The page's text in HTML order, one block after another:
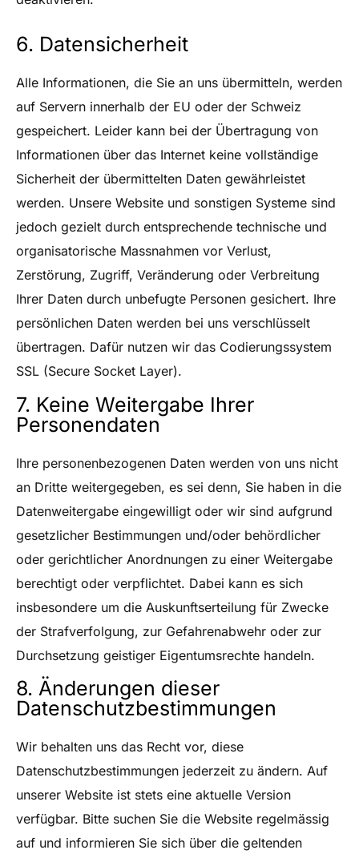
6. Datensicherheit
Alle Informationen, die Sie an uns übermitteln, werden
auf Servern innerhalb der EU oder der Schweiz
gespeichert. Leider kann bei der Übertragung von
Informationen über das Internet keine vollständige
Sicherheit der übermittelten Daten gewährleistet
werden. Unsere Website und sonstigen Systeme sind
jedoch gezielt durch entsprechende technische und
organisatorische Massnahmen vor Verlust,
Zerstörung, Zugriff, Veränderung oder Verbreitung
Ihrer Daten durch unbefugte Personen gesichert. Ihre
persönlichen Daten werden bei uns verschlüsselt
übertragen. Dafür nutzen wir das Codierungssystem
SSL (Secure Socket Layer).
7. Keine Weitergabe Ihrer
Personendaten
Ihre personenbezogenen Daten werden von uns nicht
an Dritte weitergegeben, es sei denn, Sie haben in die
Datenweitergabe eingewilligt oder wir sind aufgrund
gesetzlicher Bestimmungen und/oder behördlicher
oder gerichtlicher Anordnungen zu einer Weitergabe
berechtigt oder verpflichtet. Dabei kann es sich
insbesondere um die Auskunftserteilung für Zwecke
der Strafverfolgung, zur Gefahrenabwehr oder zur
Durchsetzung geistiger Eigentumsrechte handeln.
8. Änderungen dieser
Datenschutzbestimmungen
Wir behalten uns das Recht vor, diese
Datenschutzbestimmungen jederzeit zu ändern. Auf
unserer Website ist stets eine aktuelle Version
verfügbar. Bitte suchen Sie die Website regelmässig
auf und informieren Sie sich über die geltenden